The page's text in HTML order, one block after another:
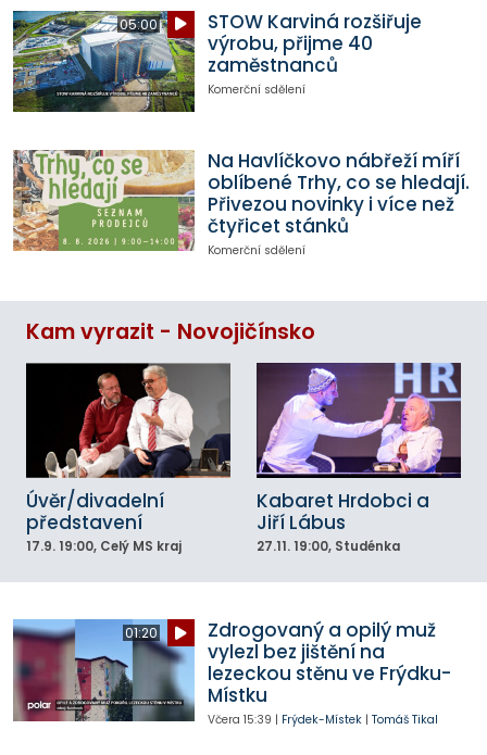
05:00
STOW Karviná rozšiřuje
výrobu, přijme 40
zaměstnanců
Komerční sdělení
Na Havlíčkovo nábřeží míří
oblíbené Trhy, co se hledají.
Přivezou novinky i více než
čtyřicet stánků
Komerční sdělení
Kam vyrazit - Novojičínsko
Úvěr/divadelní
představení
17.9. 19:00, Celý MS kraj
Kabaret Hrdobci a
Jiří Lábus
27.11. 19:00, Studénka
01:20
Zdrogovaný a opilý muž
vylezl bez jištění na
lezeckou stěnu ve Frýdku-
Místku
Včera 15:39 | Frýdek-Místek| Tomáš Tikal